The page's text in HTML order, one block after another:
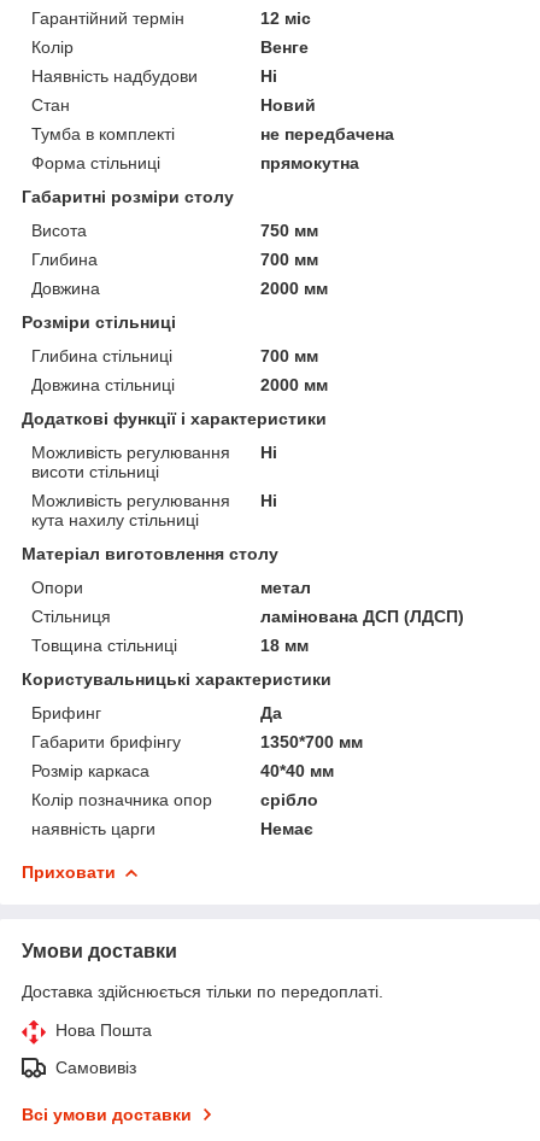
Гарантійний термін
12 міс
Колір
Венге
Наявність надбудови
Ні
Стан
Новий
Тумба в комплекті
не передбачена
Форма стільниці
прямокутна
Габаритні розміри столу
Висота
750 мм
Глибина
700 мм
Довжина
2000 мм
Розміри стільниці
Глибина стільниці
700 мм
Довжина стільниці
2000 мм
Додаткові функції і характеристики
Можливість регулювання
висоти стільниці
Ні
Можливість регулювання
кута нахилу стільниці
Ні
Матеріал виготовлення столу
Опори
метал
Стільниця
ламінована ДСП (ЛДСП)
Товщина стільниці
18 мм
Користувальницькі характеристики
Брифинг
Да
Габарити брифінгу
1350*700 мм
Розмір каркаса
40*40 мм
Колір позначника опор
срібло
наявність царги
Немає
Приховати
Умови доставки
Доставка здійснюється тільки по передоплаті.
Нова Пошта
Самовивіз
Всі умови доставки